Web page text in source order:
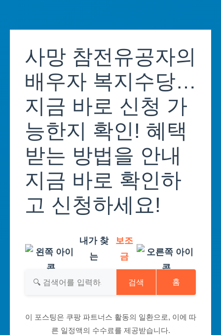
content사망 참전유공자의
배우자 복지수당…
지금 바로 신청 가
능한지 확인! 혜택
받는 방법을 안내
지금 바로 확인하
고 신청하세요!
내가 찾
는
보조
금
검색 홈
이 포스팅은 쿠팡 파트너스 활동의 일환으로, 이에 따
른 일정액의 수수료를 제공받습니다.